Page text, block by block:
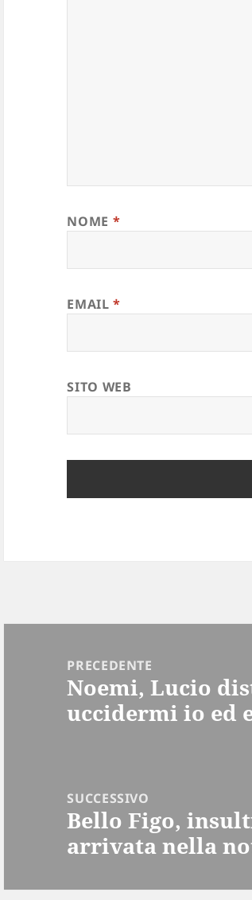
NOME *
EMAIL*
SITO WEB
PRECEDENTE
Articolo
precedente:
Noemi, Lucio
uccidermi io ed
SUCCESSIVO
Articolo
successivo:
Bello Figo,
arrivata nella